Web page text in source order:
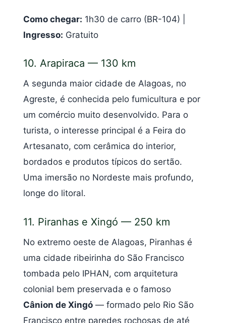
Como chegar: 1h30 de carro (BR-104) |
Ingresso: Gratuito
10. Arapiraca — 130 km
A segunda maior cidade de Alagoas, no
Agreste, é conhecida pelo fumicultura e por
um comércio muito desenvolvido. Para o
turista, o interesse principal é a Feira do
Artesanato, com cerâmica do interior,
bordados e produtos típicos do sertão.
Uma imersão no Nordeste mais profundo,
longe do litoral.
11. Piranhas e Xingó — 250 km
No extremo oeste de Alagoas, Piranhas é
uma cidade ribeirinha do São Francisco
tombada pelo IPHAN, com arquitetura
colonial bem preservada e o famoso
Cânion de Xingó — formado pelo Rio São
Francisco entre paredes rochosas de até